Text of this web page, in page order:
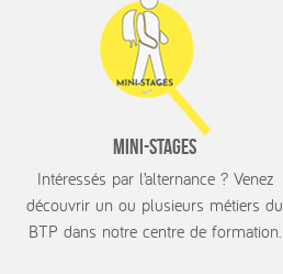
Mini-stages
Intéressés par l’alternance ? Venez
découvrir un ou plusieurs métiers du
BTP dans notre centre de formation.